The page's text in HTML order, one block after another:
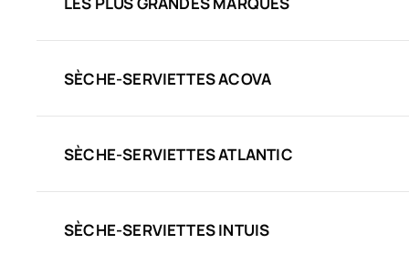
SÈCHE-SERVIETTES ACOVA
SÈCHE-SERVIETTES ATLANTIC
SÈCHE-SERVIETTES INTUIS